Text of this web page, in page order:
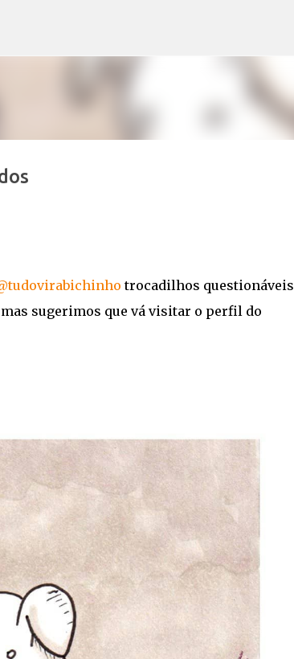
trocadilhos questionáveis
sugerimos que vá visitar o perfil do